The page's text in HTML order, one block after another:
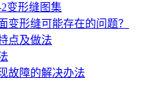
变形缝图集
变形缝可能存在的问题？
点及做法
故障的解决办法